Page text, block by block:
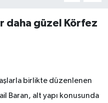
daha güzel Körfez
birlikte düzenlenen
Baran, alt yapı konusunda